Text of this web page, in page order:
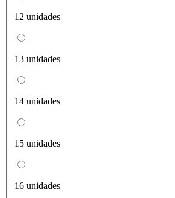
12 unidades
13 unidades
14 unidades
15 unidades
16 unidades